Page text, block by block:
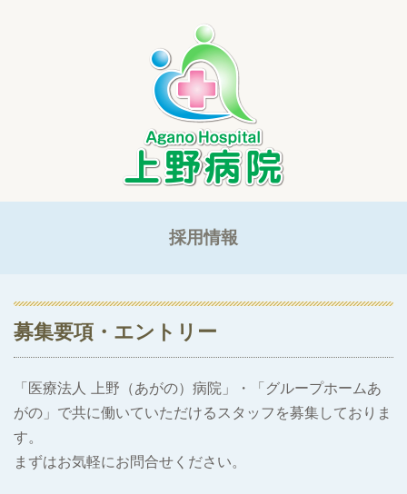
採用情報
募集要項・エントリー
「医療法人 上野（あがの）病院」・「グループホームあ
がの」で共に働いていただけるスタッフを募集しておりま
す。
まずはお気軽にお問合せください。